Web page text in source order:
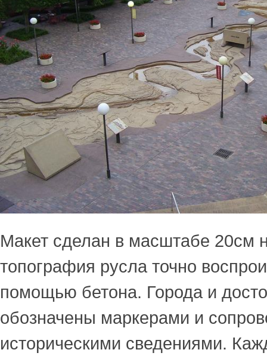
Макет сделан в масштабе 20см
топография русла точно
помощью бетона. Города и
обозначены маркерами и
историческими сведениями.